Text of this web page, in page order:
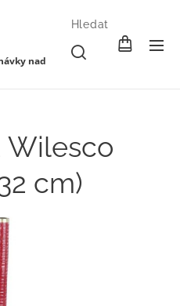
nad
Hledat
Wilesco
cm)